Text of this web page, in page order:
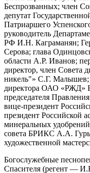
Беспрозванных; член
депутат
Патриаршего
руководитель
РФ И.Н. Каграманян;
Серова; глава
области А.Р. Иванов;
директор, член
никель"» С.Г. Малышев;
директора ОАО «РЖД»
председателя
вице-президент
президент Российской
минеральных
совета БРИКС А.А.
художественной
Богослужебные
Спасителя (регент —